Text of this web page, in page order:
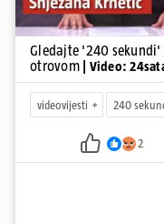
Gledajte '240
otrovom
| Video:
videovijesti 240
2